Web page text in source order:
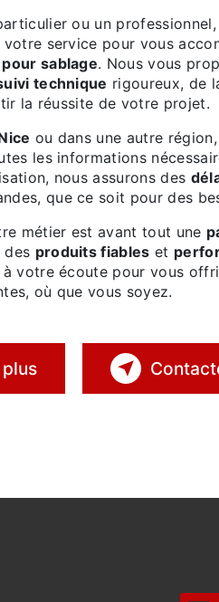
particulier ou un
votre service pour vous
sablage. Nous vous
technique rigoureux, de
la réussite de votre projet.
ou dans une autre
les informations
nous assurons des
que ce soit pour des
métier est avant tout une
des produits fiables et
votre écoute pour vous
où que vous soyez.